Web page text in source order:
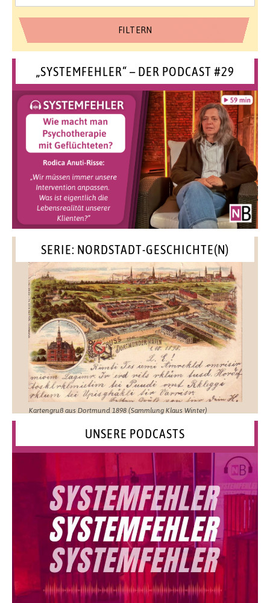
„SYSTEMFEHLER“ – DER PODCAST #29
SERIE: NORDSTADT-GESCHICHTE(N)
Kartengruß aus Dortmund 1898 (Sammlung Klaus Winter)
UNSERE PODCASTS